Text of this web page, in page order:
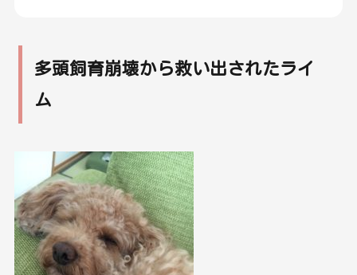
多頭飼育崩壊から救い出されたライ
ム